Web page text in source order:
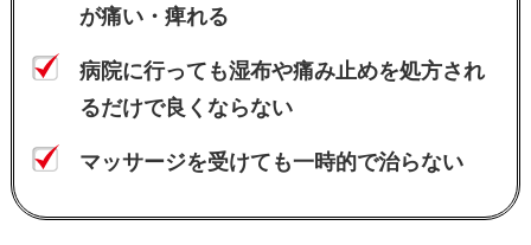
が痛い・痺れる
病院に行っても湿布や痛み止めを処方され
るだけで良くならない
マッサージを受けても一時的で治らない